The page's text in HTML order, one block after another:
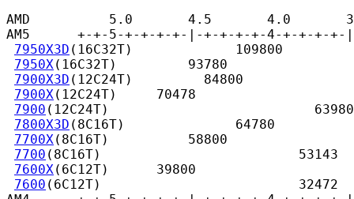
AMD          5.0       4.5       4.0
AM5      +-+-5-+-+-+-+-|-+-+-+-+-4-+-+-+-+-|-
7950X3D (16C32T)             109800
7950X (16C32T)         93780
7900X3D (12C24T)         84800
7900X (12C24T)     70478
7900 (12C24T)                          63980
7800X3D (8C16T)              64780
7700X (8C16T)          58800
7700 (8C16T)                         53143
7600X (6C12T)      39800
7600 (6C12T)                         32472